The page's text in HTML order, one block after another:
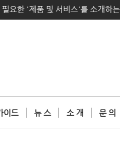
요한 '제품 및 서비스'를 소개하
이드 뉴 스 소 개 문 의